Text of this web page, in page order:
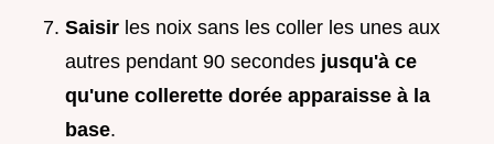
Saisir les noix sans les coller les unes aux
autres pendant 90 secondes jusqu'à ce
qu'une collerette dorée apparaisse à la
base.